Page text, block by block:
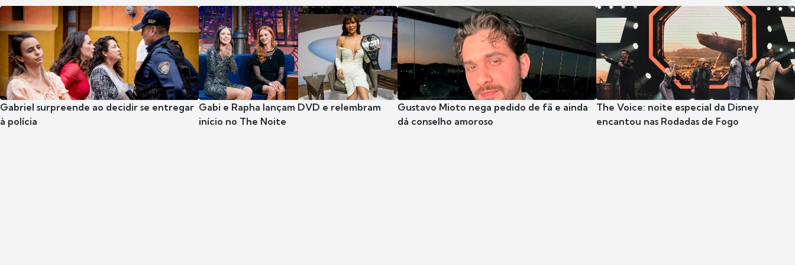
Gabriel surpreende ao decidir se entregar
à polícia
Gabi e Rapha lançam DVD e relembram
início no The Noite
Gustavo Mioto nega pedido de fã e ainda
dá conselho amoroso
The Voice: noite especial da Disney
encantou nas Rodadas de Fogo